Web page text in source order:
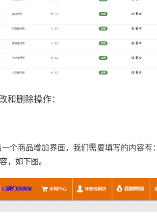
和删除操作：
个商品增加界面，我们需要填写的内容有
，如下图。